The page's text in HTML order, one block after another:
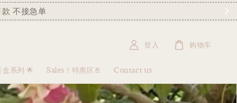
不接急单
系列 🌟 Sales！特惠区🚪 Contact us
登入 购物车